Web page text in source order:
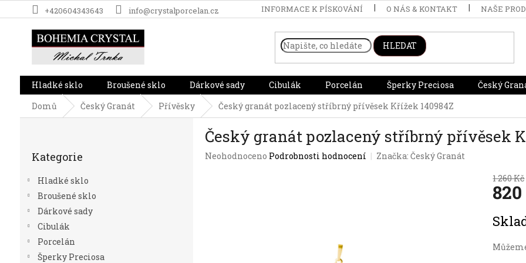
na
+420604343643 info@crystalporcelan.cz INFORMACE K PÍSKOVÁNÍ O NÁS & KONTAKT NAŠE
HLEDAT
Hladké sklo Broušené sklo Dárkové sady Cibulák Porcelán Šperky Preciosa Český
Domů
Český Granát Přívěsky Český granát pozlacený stříbrný přívěsek Křížek 140984Z
kategorie
Kategorie
Hladké sklo
Broušené sklo
Dárkové sady
Cibulák
Porcelán
Šperky Preciosa
Český granát pozlacený stříbrný přívěsek
Průměrné
Neohodnoceno Podrobnosti hodnocení Značka:Český Granát
1 260 Kč
cena: